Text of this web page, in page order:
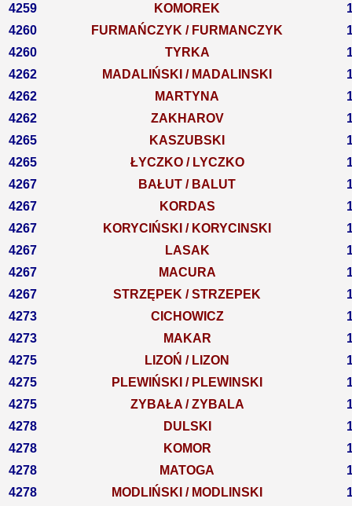
4259
KOMOREK
4260
FURMAŃCZYK / FURMANCZYK
4260
TYRKA
4262
MADALIŃSKI / MADALINSKI
4262
MARTYNA
4262
ZAKHAROV
4265
KASZUBSKI
4265
ŁYCZKO / LYCZKO
4267
BAŁUT / BALUT
4267
KORDAS
4267
KORYCIŃSKI / KORYCINSKI
4267
LASAK
4267
MACURA
4267
STRZĘPEK / STRZEPEK
4273
CICHOWICZ
4273
MAKAR
4275
LIZOŃ / LIZON
4275
PLEWIŃSKI / PLEWINSKI
4275
ZYBAŁA / ZYBALA
4278
DULSKI
4278
KOMOR
4278
MATOGA
4278
MODLIŃSKI / MODLINSKI